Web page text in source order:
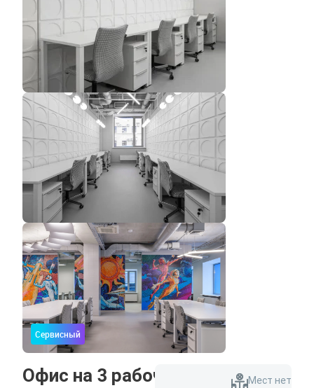
Сервисный
Офис на 3 рабочих места Мест нет